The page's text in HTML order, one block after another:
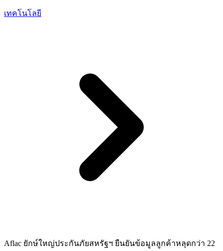
เทคโนโลยี
Aflac ยักษ์ใหญ่ประกันภัยสหรัฐฯ ยืนยันข้อมูลลูกค้าหลุดกว่า 22